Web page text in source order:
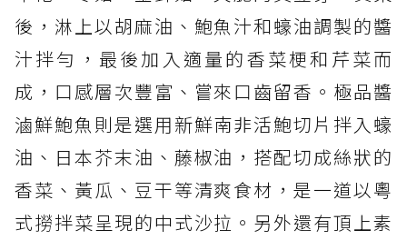
後，淋上以胡麻油、鮑魚汁和蠔油調製的醬
汁拌勻，最後加入適量的香菜梗和芹菜而
成，口感層次豐富、嘗來口齒留香。極品醬
滷鮮鮑魚則是選用新鮮南非活鮑切片拌入蠔
油、日本芥末油、藤椒油，搭配切成絲狀的
香菜、黃瓜、豆干等清爽食材，是一道以粵
式撈拌菜呈現的中式沙拉。另外還有頂上素